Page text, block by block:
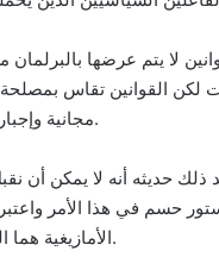
لا يتم عرضها
لكن القوانين تقاس
مجانية وإجبارية التعليم لا نقاش فيها.
ذلك حديثه أنه لا يمكن أن
حسم في هذا الأمر واعتبر
الأمازيغية هما اللغتين الرسميتين للبلاد.